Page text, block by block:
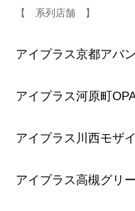
【 系列店舗 】
アイプラス京都アバ
アイプラス河原町
アイプラス川西モザ
アイプラス高槻グリ